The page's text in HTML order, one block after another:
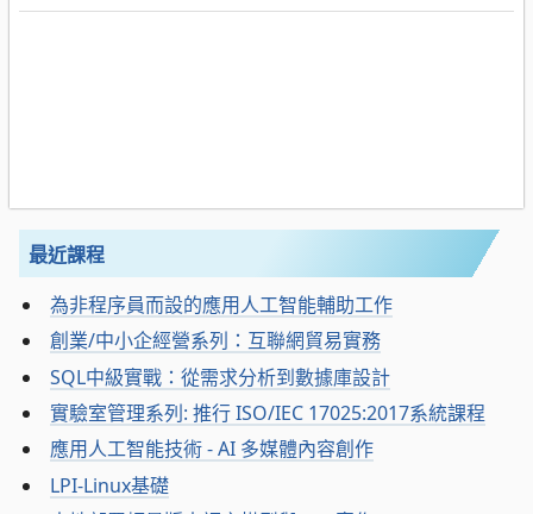
最近課程
為非程序員而設的應用人工智能輔助工作
創業/中小企經營系列：互聯網貿易實務
SQL中級實戰：從需求分析到數據庫設計
實驗室管理系列: 推行 ISO/IEC 17025:2017系統課程
應用人工智能技術 - AI 多媒體內容創作
LPI-Linux基礎